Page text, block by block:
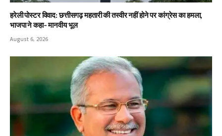
हरेली पोस्टर विवाद: छत्तीसगढ़ महतारी की तस्वीर नहीं होने पर कांग्रेस का हमला,
भाजपा ने कहा- मानवीय भूल
August 6, 2026